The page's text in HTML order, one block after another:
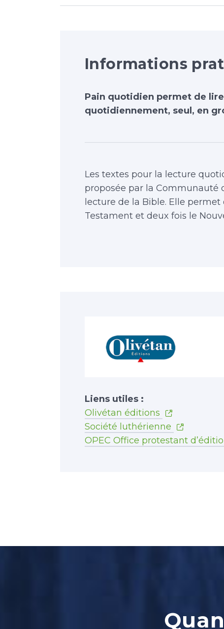
Informations
Pain quotidien permet de
quotidiennement, seul, en
Les textes pour la lecture
proposée par la
lecture de la Bible. Elle
Testament et deux fois le
Liens utiles :
Olivétan éditions
Société luthérienne
OPEC Office protestant